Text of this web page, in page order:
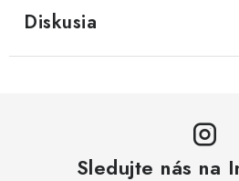
Diskusia
Sledujte nás na